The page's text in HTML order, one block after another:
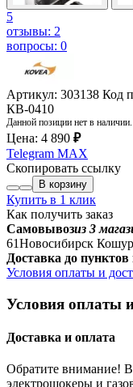
5
отзывы: 2
вопросы: 0
Артикул: 303138 Код
КВ-0410
Данной позиции нет в
Цена: 4 890 ₽
Telegram MAX
Скопировать ссылку
В корзину
Купить в 1 клик
Как получить заказ
Самовывозиз 3
61Новосибирск
Доставка до
Условия оплаты и
Условия оплаты
Доставка и оплата
Обратите внимание!
электрошокеры и